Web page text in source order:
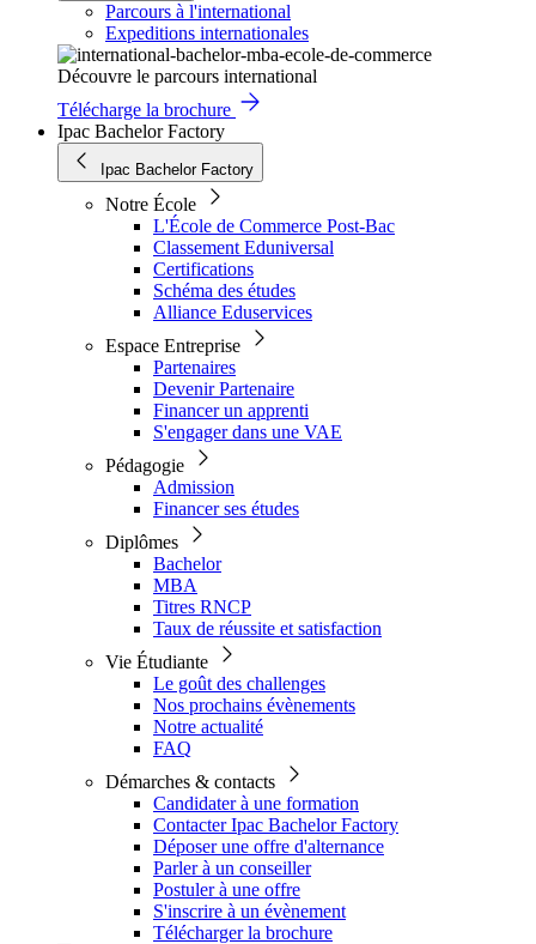
Parcours à l'international
Expeditions internationales
Découvre le parcours international
Télécharge la brochure
Ipac Bachelor Factory
Ipac Bachelor Factory
Notre École
L'École de Commerce Post-Bac
Classement Eduniversal
Certifications
Schéma des études
Alliance Eduservices
Espace Entreprise
Partenaires
Devenir Partenaire
Financer un apprenti
S'engager dans une VAE
Pédagogie
Admission
Financer ses études
Diplômes
Bachelor
MBA
Titres RNCP
Taux de réussite et satisfaction
Vie Étudiante
Le goût des challenges
Nos prochains évènements
Notre actualité
FAQ
Démarches & contacts
Candidater à une formation
Contacter Ipac Bachelor Factory
Déposer une offre d'alternance
Parler à un conseiller
Postuler à une offre
S'inscrire à un évènement
Télécharger la brochure